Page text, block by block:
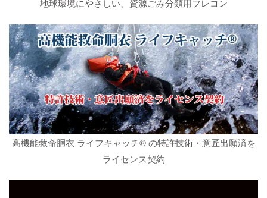
地球環境にやさしい、資源ごみ分類用フレコン
高機能救命胴衣 ライフキャッチ® の特許技術・意匠出願済を
ライセンス契約